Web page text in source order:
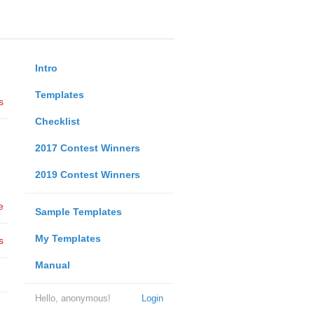
Intro
Templates
Checklist
2017 Contest Winners
2019 Contest Winners
Sample Templates
My Templates
Manual
Login
Hello, anonymous!